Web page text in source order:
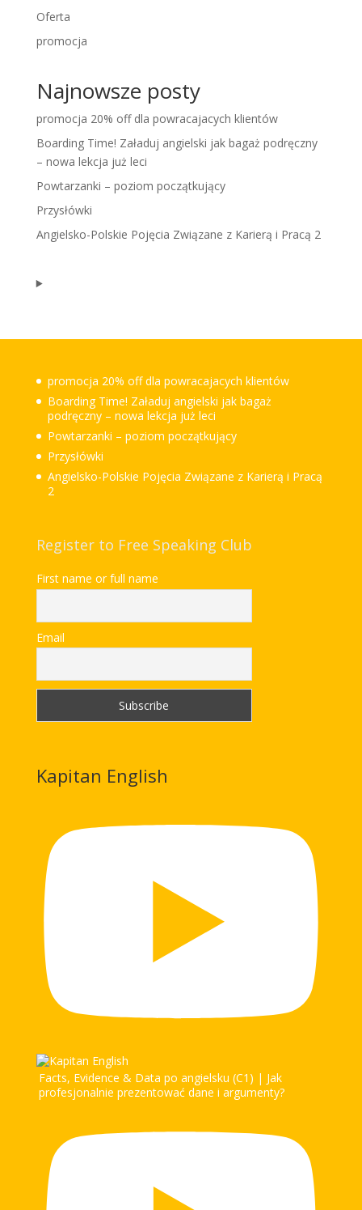
Oferta
promocja
Najnowsze posty
promocja 20% off dla powracajacych klientów
Boarding Time! Załaduj angielski jak bagaż podręczny
– nowa lekcja już leci
Powtarzanki – poziom początkujący
Przysłówki
Angielsko-Polskie Pojęcia Związane z Karierą i Pracą 2
promocja 20% off dla powracajacych klientów
Boarding Time! Załaduj angielski jak bagaż
podręczny – nowa lekcja już leci
Powtarzanki – poziom początkujący
Przysłówki
Angielsko-Polskie Pojęcia Związane z Karierą i Pracą
2
Register to Free Speaking Club
First name or full name
Email
Kapitan English
Facts, Evidence & Data po angielsku (C1) | Jak
profesjonalnie prezentować dane i argumenty?